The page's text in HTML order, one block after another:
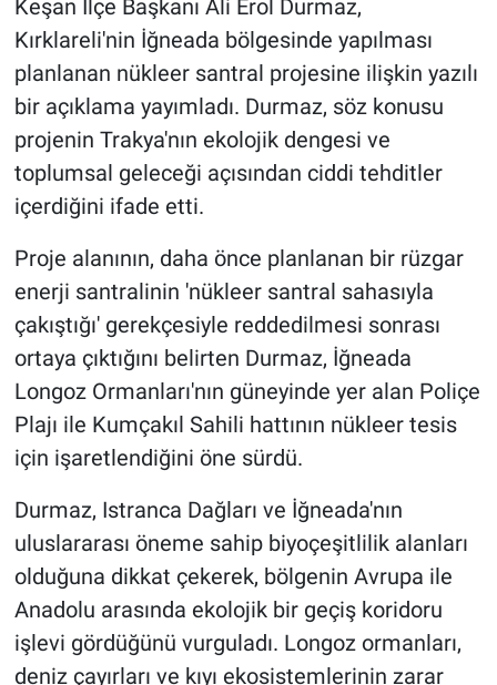
Keşan İlçe Başkanı Ali Erol Durmaz,
Kırklareli'nin İğneada bölgesinde yapılması
planlanan nükleer santral projesine ilişkin yazılı
bir açıklama yayımladı. Durmaz, söz konusu
projenin Trakya'nın ekolojik dengesi ve
toplumsal geleceği açısından ciddi tehditler
içerdiğini ifade etti.
Proje alanının, daha önce planlanan bir rüzgar
enerji santralinin 'nükleer santral sahasıyla
çakıştığı' gerekçesiyle reddedilmesi sonrası
ortaya çıktığını belirten Durmaz, İğneada
Longoz Ormanları'nın güneyinde yer alan Poliçe
Plajı ile Kumçakıl Sahili hattının nükleer tesis
için işaretlendiğini öne sürdü.
Durmaz, Istranca Dağları ve İğneada'nın
uluslararası öneme sahip biyoçeşitlilik alanları
olduğuna dikkat çekerek, bölgenin Avrupa ile
Anadolu arasında ekolojik bir geçiş koridoru
işlevi gördüğünü vurguladı. Longoz ormanları,
deniz çayırları ve kıyı ekosistemlerinin zarar